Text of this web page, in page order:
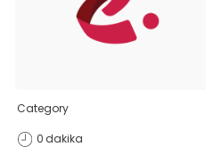
Category
0 dakika